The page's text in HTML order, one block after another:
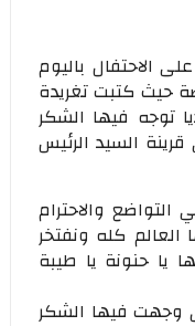
الاحتفال باليوم
حيث كتبت تغريدة
توجه فيها الشكر
السيد الرئيس
والاحترام
العالم كله ونفتخر
يا حنونة يا طيبة
وجهت فيها الشكر